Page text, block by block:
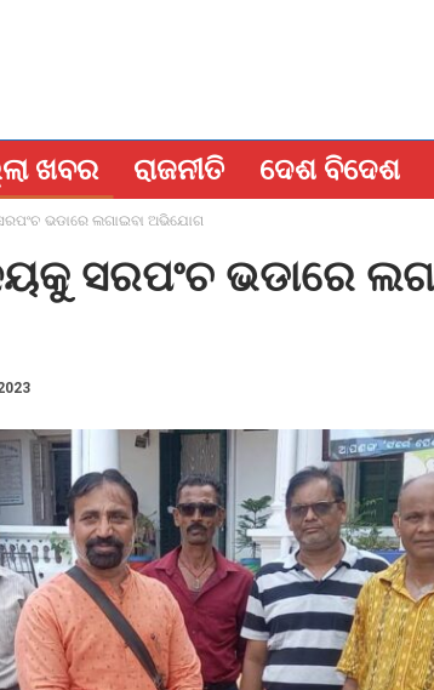
ଖବର ରାଜନୀତି ଦେଶ ବିଦେଶ
ଭଡାରେ ଲଗାଇବା ଅଭିଯୋଗ
ସରପଂଚ ଭଡାରେ